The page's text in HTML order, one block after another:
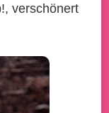
verschönert